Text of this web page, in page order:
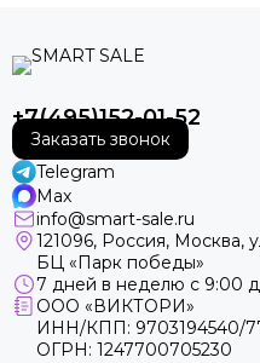
+7(495)152-01-52
Заказать звонок
Telegram
Max
info@smart-sale.ru
121096, Россия, Москва,
БЦ «Парк победы»
7 дней в неделю с 9:00
ООО «ВИКТОРИ»
ИНН/КПП: 9703194540/
ОГРН: 1247700705230